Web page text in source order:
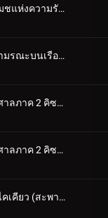
ตอนที่ 317 ลูกสแมชแห่งความรักและการตัดสินใจ (ตอนจบ)
ตอนที่ 318 ตกปลามรณะบนเรือยาคาตะ
ตอนที่ 319 ศึกในศาลภาค 2 คิซากิ ปะทะ คุโจ (ตอนแรก)
ตอนที่ 320 ศึกในศาลภาค 2 คิซากิ ปะทะ คุโจ (ตอนจบ)
ตอนที่ 321 คัมมงไคเคียว (สะพานข้ามทะเล) แห่งมิตรภาพกับจิตสังหาร (ตอนแรก) ยอดนักสืบจิ๋วโคนัน เดอะซ_.